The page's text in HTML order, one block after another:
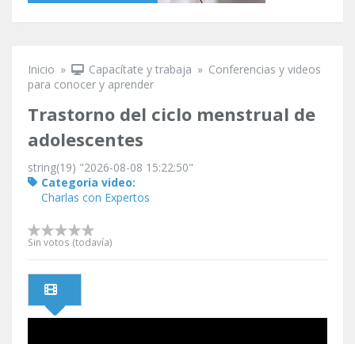
Se encuentra usted aquí
Inicio » Capacítate y trabaja » Conferencias y videos
para conocer y aprender
Trastorno del ciclo menstrual de
adolescentes
string(19) "2026-08-08 15:22:50"
Categoria video:
Charlas con Expertos
Sin votos (todavía)